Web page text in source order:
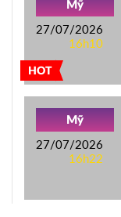
HOT
Mỹ
27/07/2026
16h10
Mỹ
27/07/2026
16h22